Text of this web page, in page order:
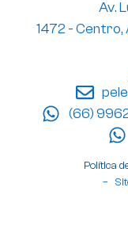
Av.
1472 -
(66)
Política
–